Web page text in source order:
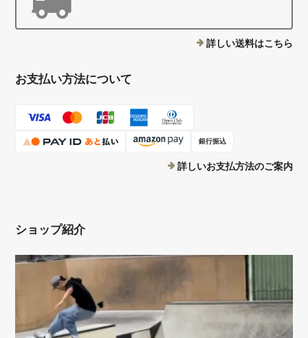
詳しい送料はこちら
お支払い方法について
銀行振込
詳しいお支払方法のご案内
ショップ紹介